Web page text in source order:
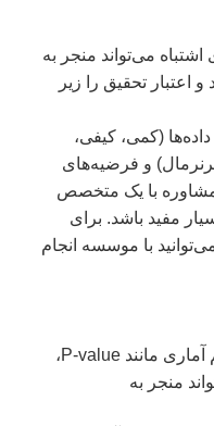
اشتباه می‌تواند منجر به
اعتبار تحقیق را زیر
داده‌ها (کمی، کیفی،
و فرضیه‌های
با یک متخصص
مفید باشد. برای
با موسسه انجام
درک نادرست از مفاهیم آماری مانند P-value،
منجر به